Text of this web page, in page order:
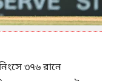
৩৭৬ রানে